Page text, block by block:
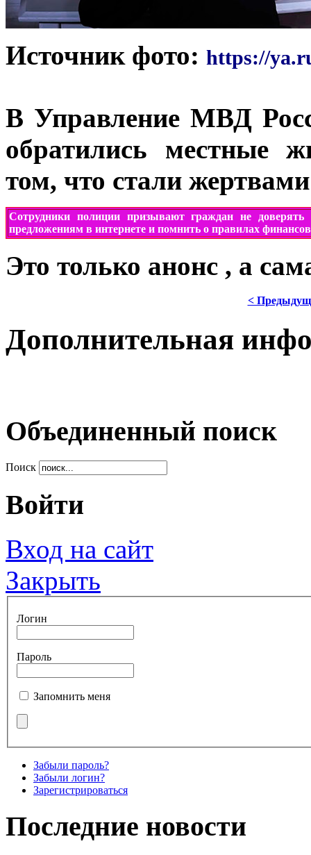
Источник фото: https://
В Управление МВД
обратились местные
том, что стали
Сотрудники полиции призываютграждан не доверять
предложениям в интернете и помнить о правилах
Это только анонс , а
<
Дополнительная
Объединенный поиск
Поиск
Войти
Вход на сайт
Закрыть
Логин
Пароль
Запомнить меня
Забыли пароль?
Забыли логин?
Зарегистрироваться
Последние новости